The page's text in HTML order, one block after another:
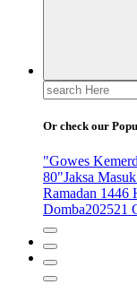
Search
for:
Or check our
"Gowes
80"Jaksa
Ramadan 1446
Domba202521